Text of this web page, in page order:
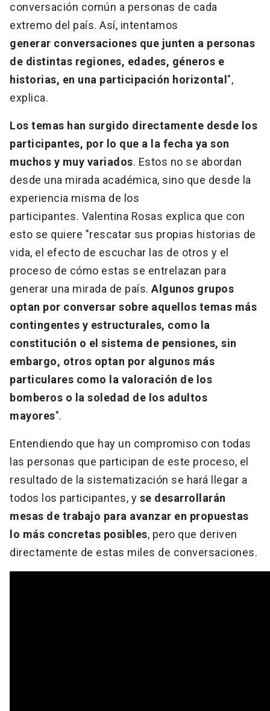
conversación común a personas de cada
extremo del país. Así, intentamos
generar conversaciones que junten a personas
de distintas regiones, edades, géneros e
historias, en una participación horizontal ",
explica.
Los temas han surgido directamente desde los
participantes, por lo que a la fecha ya son
muchos y muy variados. Estos no se abordan
desde una mirada académica, sino que desde la
experiencia misma de los
participantes. Valentina Rosas explica que con
esto se quiere "rescatar sus propias historias de
vida, el efecto de escuchar las de otros y el
proceso de cómo estas se entrelazan para
generar una mirada de país. Algunos grupos
optan por conversar sobre aquellos temas más
contingentes y estructurales, como la
constitución o el sistema de pensiones, sin
embargo, otros optan por algunos más
particulares como la valoración de los
bomberos o la soledad de los adultos
mayores".
Entendiendo que hay un compromiso con todas
las personas que participan de este proceso, el
resultado de la sistematización se hará llegar a
todos los participantes, y se desarrollarán
mesas de trabajo para avanzar en propuestas
lo más concretas posibles, pero que deriven
directamente de estas miles de conversaciones.